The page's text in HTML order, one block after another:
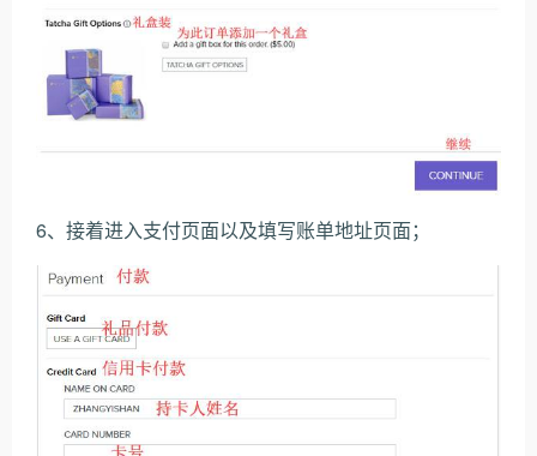
6、接着进入支付页面以及填写账单地址页面；